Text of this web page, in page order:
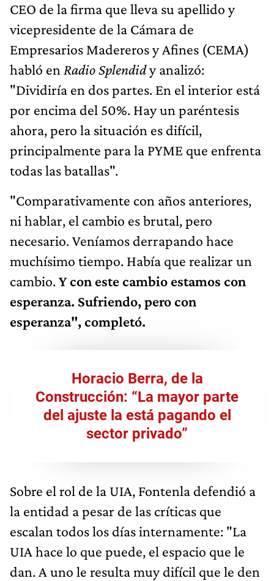
CEO de la firma que lleva su apellido y
vicepresidente de la Cámara de
Empresarios Madereros y Afines (CEMA)
habló en Radio Splendidy analizó:
"Dividiría en dos partes. En el interior está
por encima del 50%. Hay un paréntesis
ahora, pero la situación es difícil,
principalmente para la PYME que enfrenta
todas las batallas".
"Comparativamente con años anteriores,
ni hablar, el cambio es brutal, pero
necesario. Veníamos derrapando hace
muchísimo tiempo. Había que realizar un
cambio.Y con este cambio estamos con
esperanza. Sufriendo, pero con
esperanza", completó.
Horacio Berra, de la
Construcción: “La mayor parte
del ajuste la está pagando el
sector privado”
Sobre el rol de la UIA, Fontenla defendió a
la entidad a pesar de las críticas que
escalan todos los días internamente: "La
UIA hace lo que puede, el espacio que le
dan. A uno le resulta muy difícil que le den